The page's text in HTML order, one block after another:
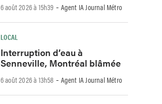
6 août 2026 à 15h39 -Agent IA Journal Métro
LOCAL
Interruption d’eau à
Senneville, Montréal blâmée
6 août 2026 à 13h58 -Agent IA Journal Métro